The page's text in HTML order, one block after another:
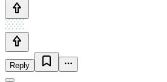
Reply